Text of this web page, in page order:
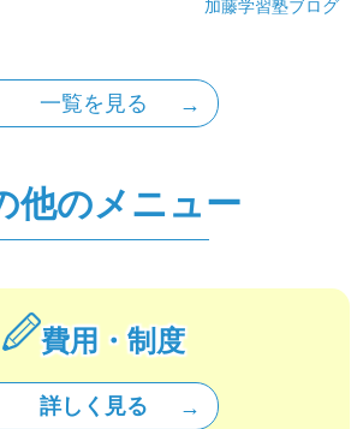
加藤学習塾ブログ
一覧を見る
他のメニュー
費用・制度
詳しく見る